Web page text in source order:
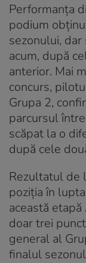
Performanța
podium
sezonului, dar
acum, după
anterior. Mai
concurs,
Grupa 2,
parcursul
scăpat la o
după cele
Rezultatul de
poziția în
această
doar trei
general al
finalul